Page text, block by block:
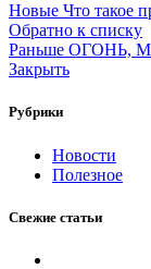
Новые Что такое
Обратно к списку
Раньше ОГОНЬ,
Закрыть
Рубрики
Новости
Полезное
Свежие статьи